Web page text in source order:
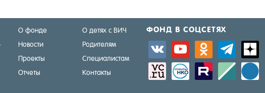
О фонде
Новости
Проекты
Отчеты
О детях с ВИЧ
Родителям
Специалистам
Контакты
ФОНД В СОЦ­СЕ­ТЯХ
vkontakteyoutube odnoklassnikitelegramzen-
yandex
sitemap activity zerply standardwindows